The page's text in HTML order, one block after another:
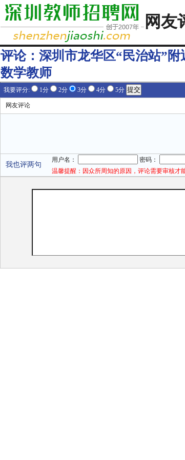
网友
评论： 深圳市龙华区“民治站”
数学教师
我要评分: 1分 2分 3分 4分 5分
网友评论
我也评两句
用户名： 密码：
温馨提醒：因众所周知的原因，评论需要审核才